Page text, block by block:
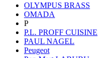
OLYMPUS BRASS
OMADA
P
P.L. PROFF CUISINE
PAUL NAGEL
Peugeot